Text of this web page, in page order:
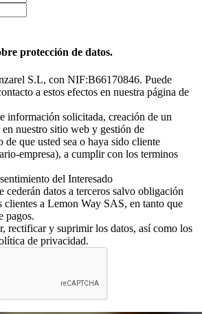
protección de datos.
S.L, con NIF:B66170846. Puede
a estos efectos en nuestra página de
información solicitada, creación de un
nuestro sitio web y gestión de
de que usted sea o haya sido cliente
empresa), a cumplir con los terminos
del Interesado
cederán datos a terceros salvo obligación
clientes a Lemon Way SAS, en tanto que
pagos.
rectificar y suprimir los datos, así como los
de privacidad.